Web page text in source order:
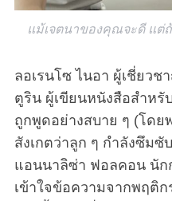
แม้เจตนาของคุณจะดี แต่
ลอเรนโซ ไนอา ผู้เชี่ยว
ตูริน ผู้เขียนหนังสือสำหรั
ถูกพูดอย่างสบาย ๆ (โดย
สังเกตว่าลูก ๆ กำลังซึม
แอนนาลิซ่า ฟอลคอน นัก
เข้าใจข้อความจากพฤติก